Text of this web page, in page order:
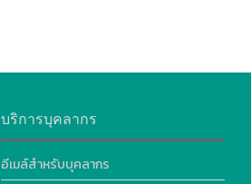
บริการบุคลากร
อีเมล์สำหรับบุคลากร